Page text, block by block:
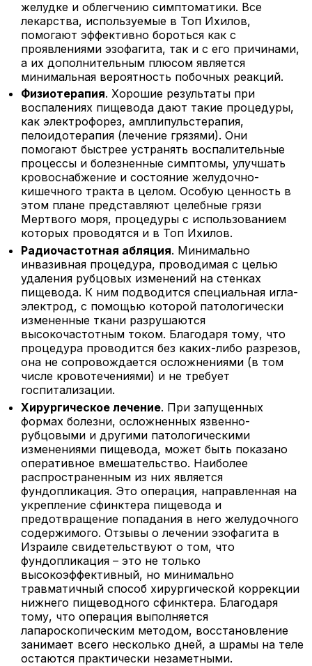
желудке и облегчению симптоматики. Все
лекарства, используемые в Топ Ихилов,
помогают эффективно бороться как с
проявлениями эзофагита, так и с его причинами,
а их дополнительным плюсом является
минимальная вероятность побочных реакций.
Физиотерапия. Хорошие результаты при
воспалениях пищевода дают такие процедуры,
как электрофорез, амплипульстерапия,
пелоидотерапия (лечение грязями). Они
помогают быстрее устранять воспалительные
процессы и болезненные симптомы, улучшать
кровоснабжение и состояние желудочно-
кишечного тракта в целом. Особую ценность в
этом плане представляют целебные грязи
Мертвого моря, процедуры с использованием
которых проводятся и в Топ Ихилов.
Радиочастотная абляция. Минимально
инвазивная процедура, проводимая с целью
удаления рубцовых изменений на стенках
пищевода. К ним подводится специальная игла-
электрод, с помощью которой патологически
измененные ткани разрушаются
высокочастотным током. Благодаря тому, что
процедура проводится без каких-либо разрезов,
она не сопровождается осложнениями (в том
числе кровотечениями) и не требует
госпитализации.
Хирургическое лечение. При запущенных
формах болезни, осложненных язвенно-
рубцовыми и другими патологическими
изменениями пищевода, может быть показано
оперативное вмешательство. Наиболее
распространенным из них является
фундопликация. Это операция, направленная на
укрепление сфинктера пищевода и
предотвращение попадания в него желудочного
содержимого. Отзывы о лечении эзофагита в
Израиле свидетельствуют о том, что
фундопликация – это не только
высокоэффективный, но минимально
травматичный способ хирургической коррекции
нижнего пищеводного сфинктера. Благодаря
тому, что операция выполняется
лапароскопическим методом, восстановление
занимает всего несколько дней, а шрамы на теле
остаются практически незаметными.